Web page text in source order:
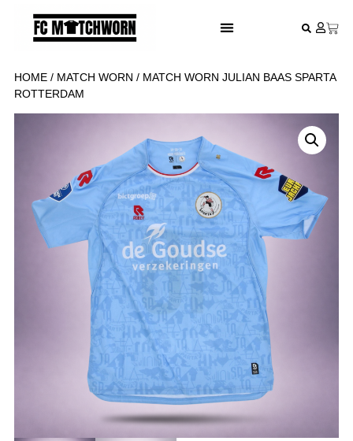
HOME/ MATCH WORN / MATCH WORN JULIAN BAAS SPARTA
ROTTERDAM